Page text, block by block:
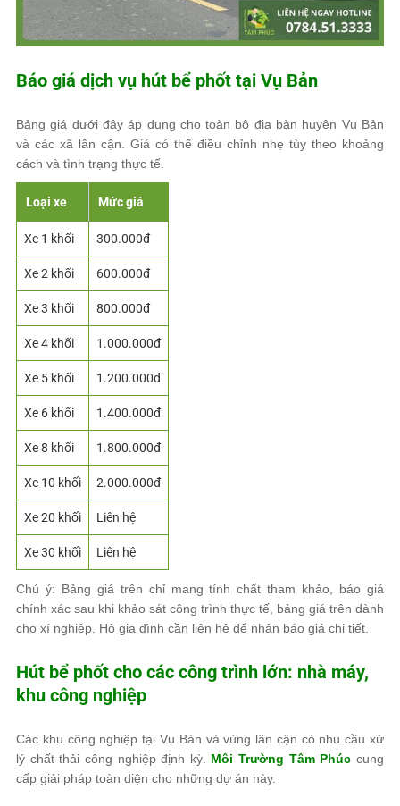
Báo giá dịch vụ hút bể phốt tại Vụ Bản
Bảng giá dưới đây áp dụng cho toàn bộ địa bàn huyện Vụ Bản
và các xã lân cận. Giá có thể điều chỉnh nhẹ tùy theo khoảng
cách và tình trạng thực tế.
Loại xe Mức giá
Xe 1 khối 300.000đ
Xe 2 khối 600.000đ
Xe 3 khối 800.000đ
Xe 4 khối 1.000.000đ
Xe 5 khối 1.200.000đ
Xe 6 khối 1.400.000đ
Xe 8 khối 1.800.000đ
Xe 10 khối 2.000.000đ
Xe 20 khối Liên hệ
Xe 30 khối Liên hệ
Chú ý: Bảng giá trên chỉ mang tính chất tham khảo, báo giá
chính xác sau khi khảo sát công trình thực tế, bảng giá trên dành
cho xí nghiệp. Hộ gia đình cần liên hệ để nhận báo giá chi tiết.
Hút bể phốt cho các công trình lớn: nhà máy,
khu công nghiệp
Các khu công nghiệp tại Vụ Bản và vùng lân cận có nhu cầu xử
lý chất thải công nghiệp định kỳ. Môi Trường Tâm Phúc cung
cấp giải pháp toàn diện cho những dự án này.